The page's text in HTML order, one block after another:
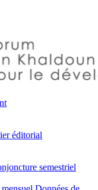
éditorial
semestriel